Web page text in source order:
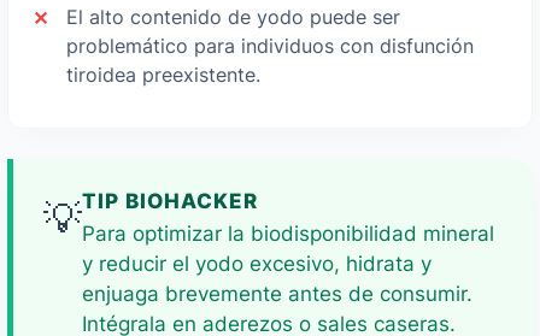
El alto contenido de yodo puede ser
problemático para individuos con disfunción
tiroidea preexistente.
💡TIP BIOHACKER
Para optimizar la biodisponibilidad mineral
y reducir el yodo excesivo, hidrata y
enjuaga brevemente antes de consumir.
Intégrala en aderezos o sales caseras.